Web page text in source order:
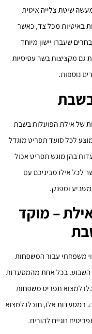
שיטת צלייה איטית
באיטיות מכל צד, כאשר
שעברו יישון מיוחד
גם מקציצות בשר עסיסיות
נוספות.
בשבת
של אילת הפועלות בשבת
לכל סועד תפריט מוגדל
בהן מוגש תפריט אכול
לכל אילו מביניכם עם
ומפנק.
– מוקד
משפחתי עבור המשפחות
השבוע. בכל אחת מהמסעדות
למצוא תפריט משפחות
במסעדות אלו, תוכלו למצוא
זוגיים להורים.